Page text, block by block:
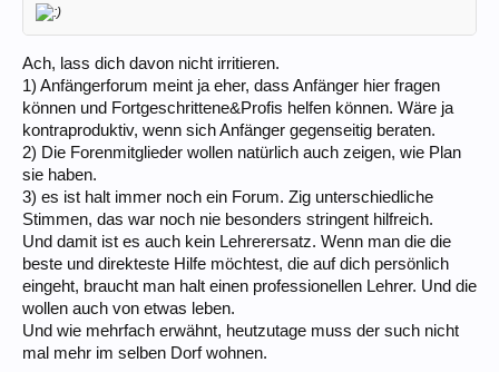
Ach, lass dich davon nicht irritieren.
1) Anfängerforum meint ja eher, dass Anfänger hier fragen
können und Fortgeschrittene&Profis helfen können. Wäre ja
kontraproduktiv, wenn sich Anfänger gegenseitig beraten.
2) Die Forenmitglieder wollen natürlich auch zeigen, wie Plan
sie haben.
3) es ist halt immer noch ein Forum. Zig unterschiedliche
Stimmen, das war noch nie besonders stringent hilfreich.
Und damit ist es auch kein Lehrerersatz. Wenn man die die
beste und direkteste Hilfe möchtest, die auf dich persönlich
eingeht, braucht man halt einen professionellen Lehrer. Und die
wollen auch von etwas leben.
Und wie mehrfach erwähnt, heutzutage muss der such nicht
mal mehr im selben Dorf wohnen.